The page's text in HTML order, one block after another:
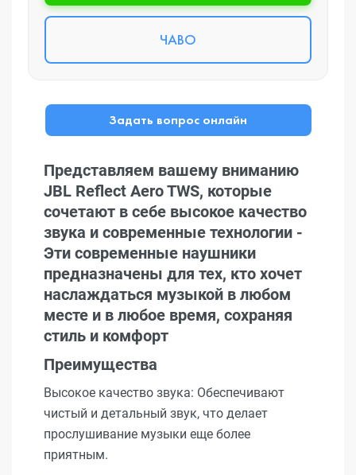
ЧАВО
Задать вопрос онлайн
Представляем вашему вниманию
JBL Reflect Aero TWS, которые
сочетают в себе высокое качество
звука и современные технологии -
Эти современные наушники
предназначены для тех, кто хочет
наслаждаться музыкой в любом
месте и в любое время, сохраняя
стиль и комфорт
Преимущества
Высокое качество звука: Обеспечивают
чистый и детальный звук, что делает
прослушивание музыки еще более
приятным.